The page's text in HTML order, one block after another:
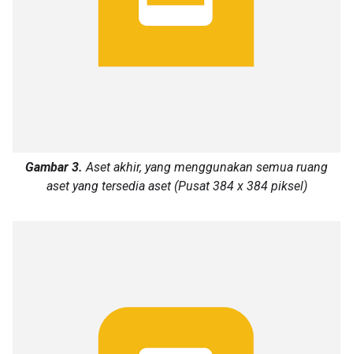
Gambar 3. Aset akhir, yang menggunakan semua ruang
aset yang tersedia aset (Pusat 384 x 384 piksel)